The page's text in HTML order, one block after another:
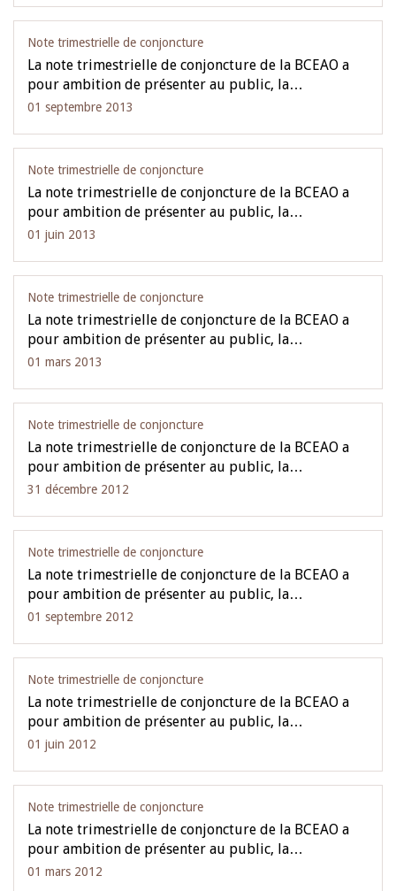
Note trimestrielle de conjoncture
La note trimestrielle de conjoncture de la BCEAO a
pour ambition de présenter au public, la…
01 septembre 2013
Note trimestrielle de conjoncture
La note trimestrielle de conjoncture de la BCEAO a
pour ambition de présenter au public, la…
01 juin 2013
Note trimestrielle de conjoncture
La note trimestrielle de conjoncture de la BCEAO a
pour ambition de présenter au public, la…
01 mars 2013
Note trimestrielle de conjoncture
La note trimestrielle de conjoncture de la BCEAO a
pour ambition de présenter au public, la…
31 décembre 2012
Note trimestrielle de conjoncture
La note trimestrielle de conjoncture de la BCEAO a
pour ambition de présenter au public, la…
01 septembre 2012
Note trimestrielle de conjoncture
La note trimestrielle de conjoncture de la BCEAO a
pour ambition de présenter au public, la…
01 juin 2012
Note trimestrielle de conjoncture
La note trimestrielle de conjoncture de la BCEAO a
pour ambition de présenter au public, la…
01 mars 2012